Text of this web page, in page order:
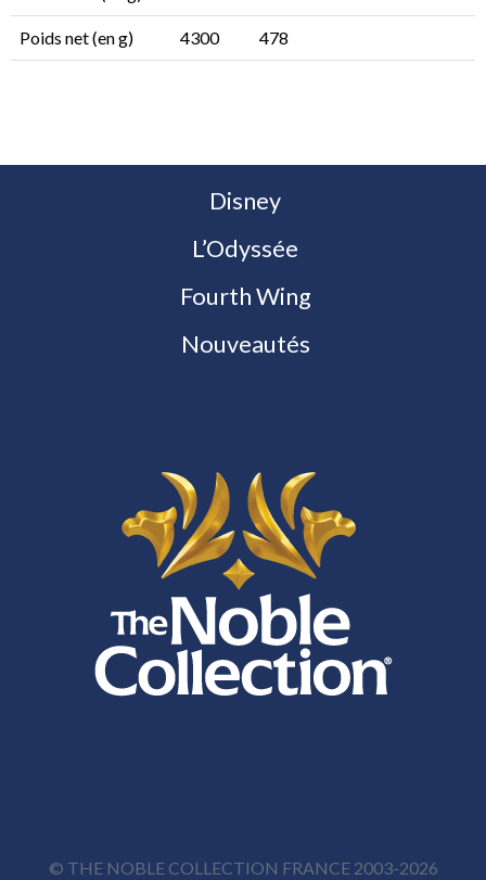
Poids net (en g) 4300 478
Disney
L’Odyssée
Fourth Wing
Nouveautés
© THE NOBLE COLLECTION FRANCE 2003-2026